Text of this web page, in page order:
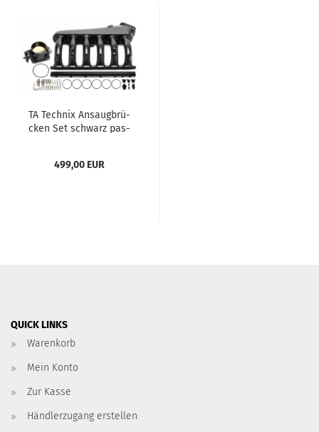
TA Tech­nix An­saug­brü­
cken Set schwarz pas­
Mo­tor­code M50/52...
499,00 EUR
QUICK LINKS
Warenkorb
Mein Konto
Zur Kasse
Händlerzugang erstellen